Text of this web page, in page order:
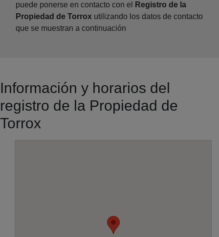
puede ponerse en contacto con el
Registro de la
Propiedad de Torrox utilizando los datos de contacto
que se muestran a continuación
Información y horarios del
registro de la Propiedad de
Torrox